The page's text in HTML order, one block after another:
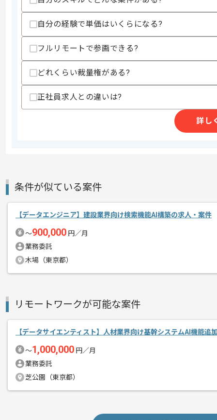
スキル
・稼働ログ、設備ログ、作業実績、搬
・PoCテーマ、検証観点、最小構成の設
・Goods-to-Person、自動倉庫、立体自
・安全制御に関する知見
・ログ解析、時系列分析、異常検知、
・LLM、RAG、AIエージェント、
・ローカルLLM、OSS LLM、オンプレ
その他募集要項
募集人数
1人
エージェントからのコ
基本的にはフルリモートでの作業を見込
自分の経験で単価はいくらになる?
フルリモートで参画できる?
どれくらい裁量権がある?
正社員求人との違いは?
詳し
条件が似ている案件
【データエンジニア】建設業界向け検索機能AI構築の求人・案件
〜900,000 円／月
業務委託
木場（東京都）
リモートワークが可能な案件
【データサイエンティスト】人材業界向け基幹システムAI機能追
〜1,000,000 円／月
業務委託
芝公園（東京都）